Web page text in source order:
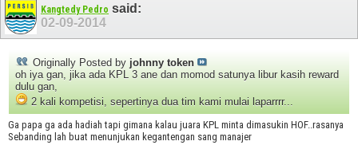
Kangtedy Pedro said:
02-09-2014
Originally Posted by johnny token
oh iya gan, jika ada KPL 3 ane dan momod satunya libur kasih reward
dulu gan,
2 kali kompetisi, sepertinya dua tim kami mulai laparrrr...
Ga papa ga ada hadiah tapi gimana kalau juara KPL minta dimasukin HOF..rasanya
Sebanding lah buat menunjukan kegantengan sang manajer